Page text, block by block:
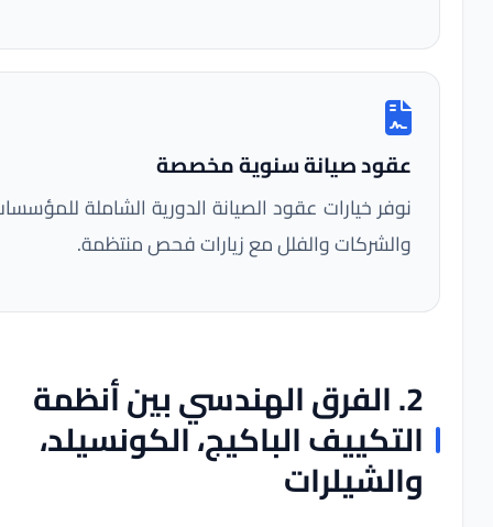
عقود صيانة سنوية مخصصة
نوفر خيارات عقود الصيانة الدورية الشاملة للمؤسسات
والشركات والفلل مع زيارات فحص منتظمة.
2. الفرق الهندسي بين أنظمة
التكييف الباكيج، الكونسيلد،
والشيلرات